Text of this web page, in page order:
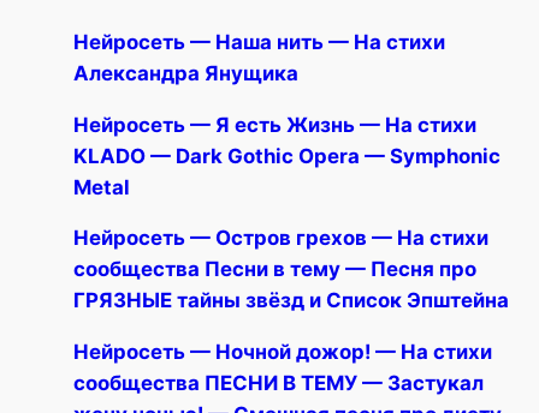
Нейросеть — Наша нить — На стихи
Александра Янущика
Нейросеть — Я есть Жизнь — На стихи
KLADO — Dark Gothic Opera — Symphonic
Metal
Нейросеть — Остров грехов — На стихи
сообщества Песни в тему — Песня про
ГРЯЗНЫЕ тайны звёзд и Список Эпштейна
Нейросеть — Ночной дожор! — На стихи
сообщества ПЕСНИ В ТЕМУ — Застукал